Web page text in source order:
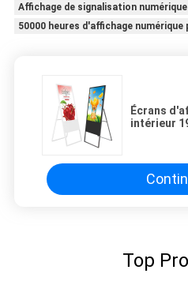
Affichage de signalisation
50000 heures d'affichage numérique
Écrans
intérieur
Top